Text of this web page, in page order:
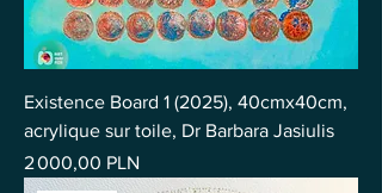
Existence Board 1 (2025), 40cmx40cm,
acrylique sur toile, Dr Barbara Jasiulis
Prix
2 000,00 PLN